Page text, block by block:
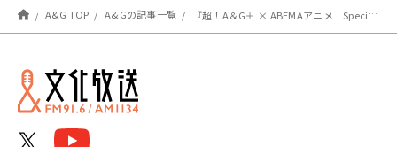
A&G TOP A&Gの記事一覧 『超！A＆G＋ × ABEMAアニメ Special Radio Program～「東山奈央・鷲崎健の”off”とーく」～』放送決定！